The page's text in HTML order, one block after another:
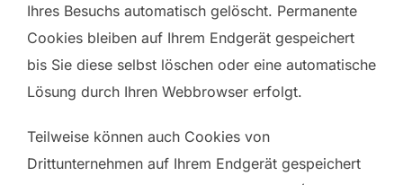
Ihres Besuchs automatisch gelöscht. Permanente
Cookies bleiben auf Ihrem Endgerät gespeichert
bis Sie diese selbst löschen oder eine automatische
Lösung durch Ihren Webbrowser erfolgt.
Teilweise können auch Cookies von
Drittunternehmen auf Ihrem Endgerät gespeichert